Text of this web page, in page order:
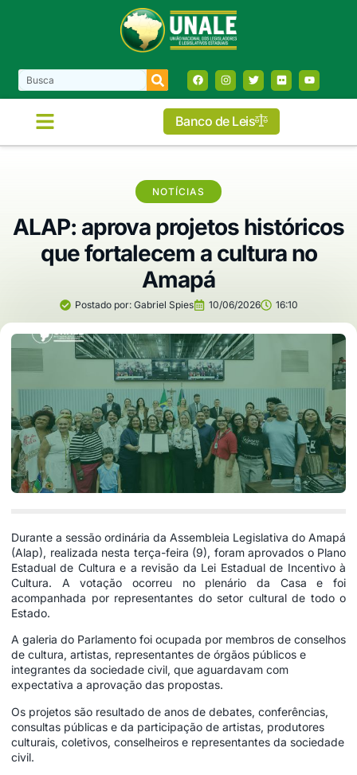
Banco de Leis
NOTÍCIAS
ALAP: aprova projetos históricos
que fortalecem a cultura no
Amapá
Postado por:Gabriel Spies 10/06/2026 16:10
Durante a sessão ordinária da Assembleia Legislativa do Amapá
(Alap), realizada nesta terça-feira (9), foram aprovados o Plano
Estadual de Cultura e a revisão da Lei Estadual de Incentivo à
Cultura. A votação ocorreu no plenário da Casa e foi
acompanhada por representantes do setor cultural de todo o
Estado.
A galeria do Parlamento foi ocupada por membros de conselhos
de cultura, artistas, representantes de órgãos públicos e
integrantes da sociedade civil, que aguardavam com
expectativa a aprovação das propostas.
Os projetos são resultado de anos de debates, conferências,
consultas públicas e da participação de artistas, produtores
culturais, coletivos, conselheiros e representantes da sociedade
civil.